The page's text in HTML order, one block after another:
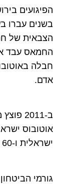
הפיגועים
בשנים עברו
החמאס עבד
אדם.
ב-
אוטובוס
ישראלית ו-60 בני אדם נפצעו.
גורמי